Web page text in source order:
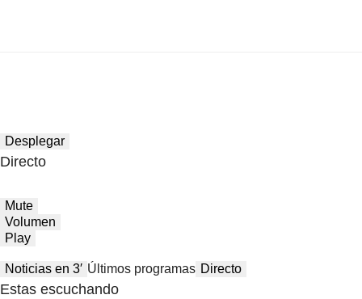
Desplegar
Directo
Mute
Volumen
Play
Noticias en 3′ Últimos programas Directo
Estas escuchando